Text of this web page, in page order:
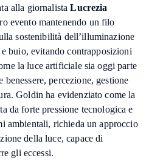
alla giornalistaLucrezia
evento mantenendo un filo
sostenibilità dell’illuminazione
buio, evitando contrapposizioni
la luce artificiale sia oggi parte
percezione, gestione
Goldin ha evidenziato come la
da forte pressione tecnologica e
ambientali, richieda un approccio
della luce, capace di
gli eccessi.